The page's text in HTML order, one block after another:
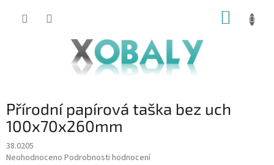
KOŠÍK
Přírodní papírová taška bez uch
100x70x260mm
38.0205
Průměrné
Neohodnoceno Podrobnosti hodnocení